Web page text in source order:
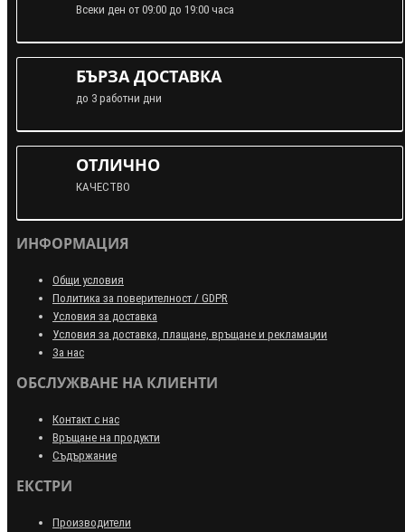
Всеки ден от 09:00 до 19:00 часа
БЪРЗА ДОСТАВКА
до 3 работни дни
ОТЛИЧНО
КАЧЕСТВО
ИНФОРМАЦИЯ
Общи условия
Политика за поверителност / GDPR
Условия за доставка
Условия за доставка, плащане, връщане и рекламации
За нас
ОБСЛУЖВАНЕ НА КЛИЕНТИ
Контакт с нас
Връщане на продукти
Съдържание
ЕКСТРИ
Производители